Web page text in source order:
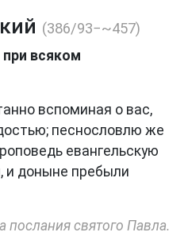
(386/93−~457)
всяком
вспоминая о вас,
песнословлю же
евангельскую
и доныне пребыли
послания святого Павла.